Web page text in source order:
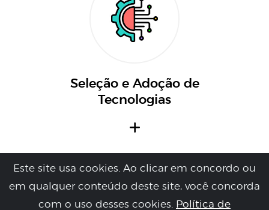
Seleção e Adoção de
Tecnologias
Este site usa cookies. Ao clicar em concordo ou
em qualquer conteúdo deste site, você concorda
com o uso desses cookies.
Política de